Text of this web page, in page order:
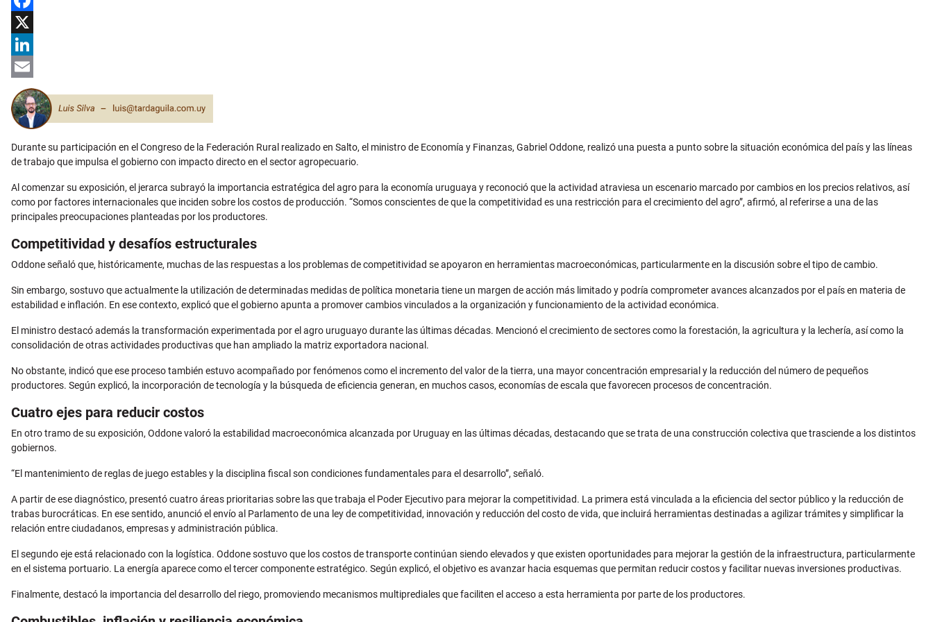
Facebook
X
LinkedIn
Email
Durante su participación en el Congreso de la Federación Rural realizado en Salto, el ministro de Economía y Finanzas, Gabriel Oddone, realizó una puesta a punto sobre la situación económica del país y las líneas
de trabajo que impulsa el gobierno con impacto directo en el sector agropecuario.
Al comenzar su exposición, el jerarca subrayó la importancia estratégica del agro para la economía uruguaya y reconoció que la actividad atraviesa un escenario marcado por cambios en los precios relativos, así
como por factores internacionales que inciden sobre los costos de producción. “Somos conscientes de que la competitividad es una restricción para el crecimiento del agro”, afirmó, al referirse a una de las
principales preocupaciones planteadas por los productores.
Competitividad y desafíos estructurales
Oddone señaló que, históricamente, muchas de las respuestas a los problemas de competitividad se apoyaron en herramientas macroeconómicas, particularmente en la discusión sobre el tipo de cambio.
Sin embargo, sostuvo que actualmente la utilización de determinadas medidas de política monetaria tiene un margen de acción más limitado y podría comprometer avances alcanzados por el país en materia de
estabilidad e inflación. En ese contexto, explicó que el gobierno apunta a promover cambios vinculados a la organización y funcionamiento de la actividad económica.
El ministro destacó además la transformación experimentada por el agro uruguayo durante las últimas décadas. Mencionó el crecimiento de sectores como la forestación, la agricultura y la lechería, así como la
consolidación de otras actividades productivas que han ampliado la matriz exportadora nacional.
No obstante, indicó que ese proceso también estuvo acompañado por fenómenos como el incremento del valor de la tierra, una mayor concentración empresarial y la reducción del número de pequeños
productores. Según explicó, la incorporación de tecnología y la búsqueda de eficiencia generan, en muchos casos, economías de escala que favorecen procesos de concentración.
Cuatro ejes para reducir costos
En otro tramo de su exposición, Oddone valoró la estabilidad macroeconómica alcanzada por Uruguay en las últimas décadas, destacando que se trata de una construcción colectiva que trasciende a los distintos
gobiernos.
“El mantenimiento de reglas de juego estables y la disciplina fiscal son condiciones fundamentales para el desarrollo”, señaló.
A partir de ese diagnóstico, presentó cuatro áreas prioritarias sobre las que trabaja el Poder Ejecutivo para mejorar la competitividad. La primera está vinculada a la eficiencia del sector público y la reducción de
trabas burocráticas. En ese sentido, anunció el envío al Parlamento de una ley de competitividad, innovación y reducción del costo de vida, que incluirá herramientas destinadas a agilizar trámites y simplificar la
relación entre ciudadanos, empresas y administración pública.
El segundo eje está relacionado con la logística. Oddone sostuvo que los costos de transporte continúan siendo elevados y que existen oportunidades para mejorar la gestión de la infraestructura, particularmente
en el sistema portuario. La energía aparece como el tercer componente estratégico. Según explicó, el objetivo es avanzar hacia esquemas que permitan reducir costos y facilitar nuevas inversiones productivas.
Finalmente, destacó la importancia del desarrollo del riego, promoviendo mecanismos multiprediales que faciliten el acceso a esta herramienta por parte de los productores.